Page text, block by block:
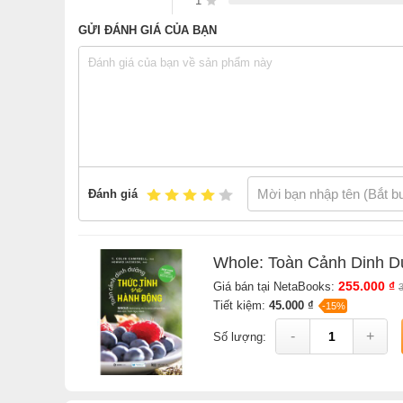
Khi một người bị bệnh mãn tính như tắc nghẽn
sách sẽ cho bạn một giải pháp thực phẩm làm
đời.
GỬI ĐÁNH GIÁ CỦA BẠN
Đánh giá
Whole: Toàn Cảnh Dinh
Giá bán tại NetaBooks: 255.000 ₫
Tiết kiệm: 45.000 ₫ -15%
Số lượng: - +